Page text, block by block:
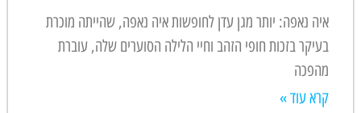
איה נאפה: יותר מגן עדן לחופשות איה נאפה, שהייתה מוכרת
בעיקר בזכות חופי הזהב וחיי הלילה הסוערים שלה, עוברת
מהפכה
קרא עוד »